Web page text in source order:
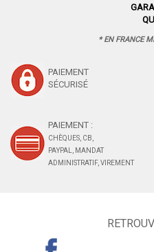
* EN FRANCE
PAIEMENT
SÉCURISÉ
PAIEMENT :
CHÈQUES, CB,
PAYPAL, MANDAT
ADMINISTRATIF, VIREMENT